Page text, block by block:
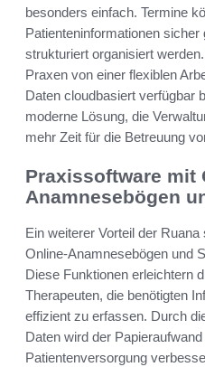
besonders einfach. Termine
Patienteninformationen
strukturiert organisiert
Praxen von einer flexiblen
Daten cloudbasiert verfügbar
moderne Lösung, die
mehr Zeit für die Betreuung
Praxissoftware mit
Anamnesebögen
Ein weiterer Vorteil der
Online-Anamnesebögen und
Diese Funktionen erleichtern
Therapeuten, die benötigten
effizient zu erfassen. Durch
Daten wird der
Patientenversorgung